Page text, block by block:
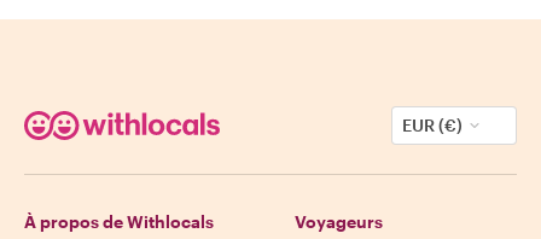
EUR (€)
À propos de Withlocals Voyageurs